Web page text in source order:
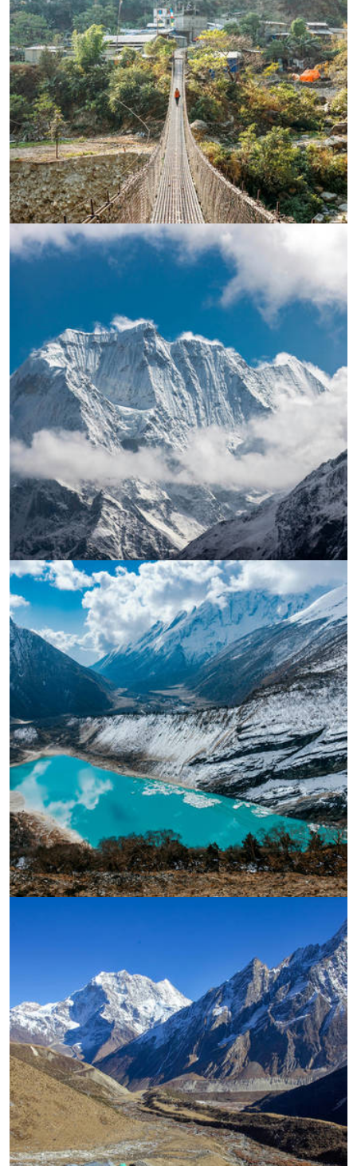
УВЕЛИЧИ
УВЕЛИЧИ
УВЕЛИЧИ
УВЕЛИЧИ